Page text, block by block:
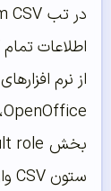
ستون CSV وارد کنید.